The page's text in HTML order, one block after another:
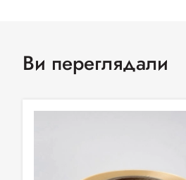
Ви переглядали